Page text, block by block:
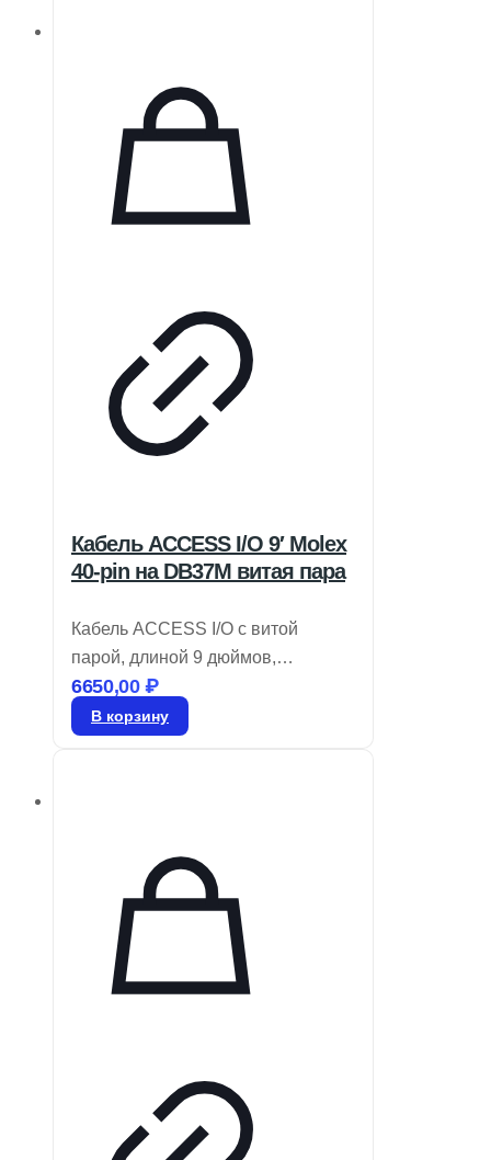
Кабель ACCESS I/O 9′ Molex
40-pin на DB37M витая пара
Кабель ACCESS I/O с витой
парой, длиной 9 дюймов,
переходник Molex 40-pin на
DB37M. Артикул: CAB-M.2-ADIO.
6650,00₽
В корзину